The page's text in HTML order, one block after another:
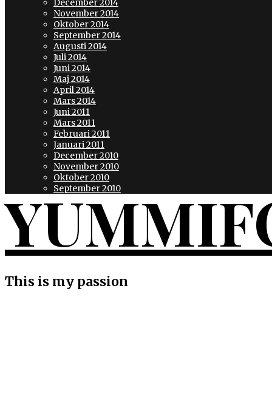
December 2014
November 2014
Oktober 2014
September 2014
Augusti 2014
Juli 2014
Juni 2014
Maj 2014
April 2014
Mars 2014
Juni 2011
Mars 2011
Februari 2011
Januari 2011
December 2010
November 2010
Oktober 2010
September 2010
This is my passion